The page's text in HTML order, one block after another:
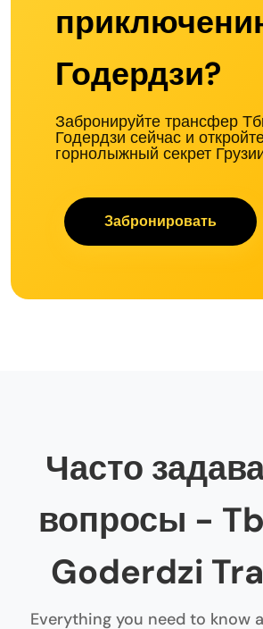
Годердзи?
Забронируйте трансфер
Годердзи сейчас и
горнолыжный секрет
Забронировать
Часто
вопросы -
Goderdzi
Everything you need to know